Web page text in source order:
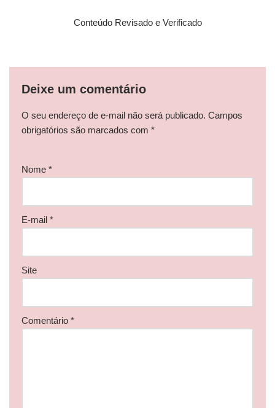
Conteúdo Revisado e Verificado
Deixe um comentário
O seu endereço de e-mail não será publicado. Campos
obrigatórios são marcados com *
Nome *
E-mail *
Site
Comentário *